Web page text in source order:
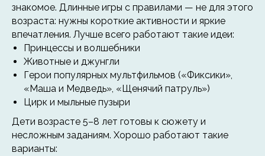
знакомое. Длинные игры с правилами — не для этого
возраста: нужны короткие активности и яркие
впечатления. Лучше всего работают такие идеи:
Принцессы и волшебники
Животные и джунгли
Герои популярных мультфильмов («Фиксики»,
«Маша и Медведь», «Щенячий патруль»)
Цирк и мыльные пузыри
Дети возрасте 5–8 лет готовы к сюжету и
несложным заданиям. Хорошо работают такие
варианты: